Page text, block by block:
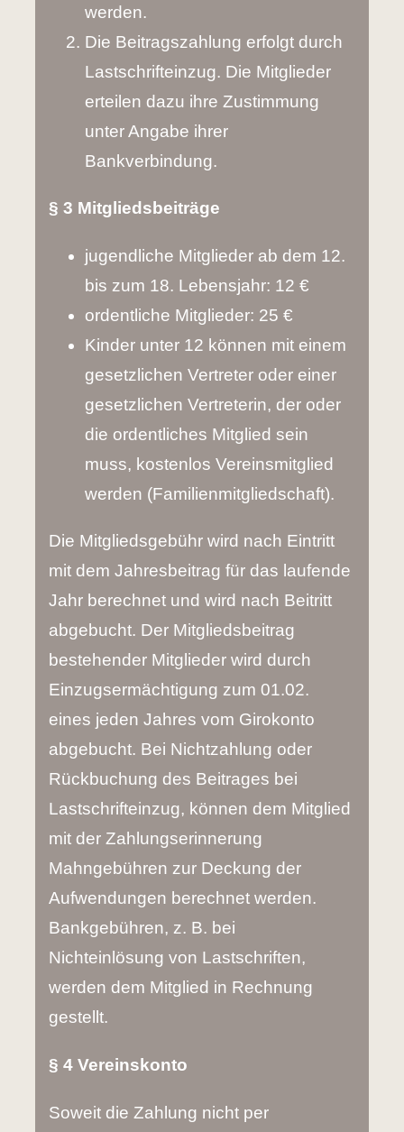
werden.
Die Beitragszahlung erfolgt durch
Lastschrifteinzug. Die Mitglieder
erteilen dazu ihre Zustimmung
unter Angabe ihrer
Bankverbindung.
§ 3 Mitgliedsbeiträge
jugendliche Mitglieder ab dem 12.
bis zum 18. Lebensjahr: 12 €
ordentliche Mitglieder: 25 €
Kinder unter 12 können mit einem
gesetzlichen Vertreter oder einer
gesetzlichen Vertreterin, der oder
die ordentliches Mitglied sein
muss, kostenlos Vereinsmitglied
werden (Familienmitgliedschaft).
Die Mitgliedsgebühr wird nach Eintritt
mit dem Jahresbeitrag für das laufende
Jahr berechnet und wird nach Beitritt
abgebucht. Der Mitgliedsbeitrag
bestehender Mitglieder wird durch
Einzugsermächtigung zum 01.02.
eines jeden Jahres vom Girokonto
abgebucht. Bei Nichtzahlung oder
Rückbuchung des Beitrages bei
Lastschrifteinzug, können dem Mitglied
mit der Zahlungserinnerung
Mahngebühren zur Deckung der
Aufwendungen berechnet werden.
Bankgebühren, z. B. bei
Nichteinlösung von Lastschriften,
werden dem Mitglied in Rechnung
gestellt.
§ 4 Vereinskonto
Soweit die Zahlung nicht per